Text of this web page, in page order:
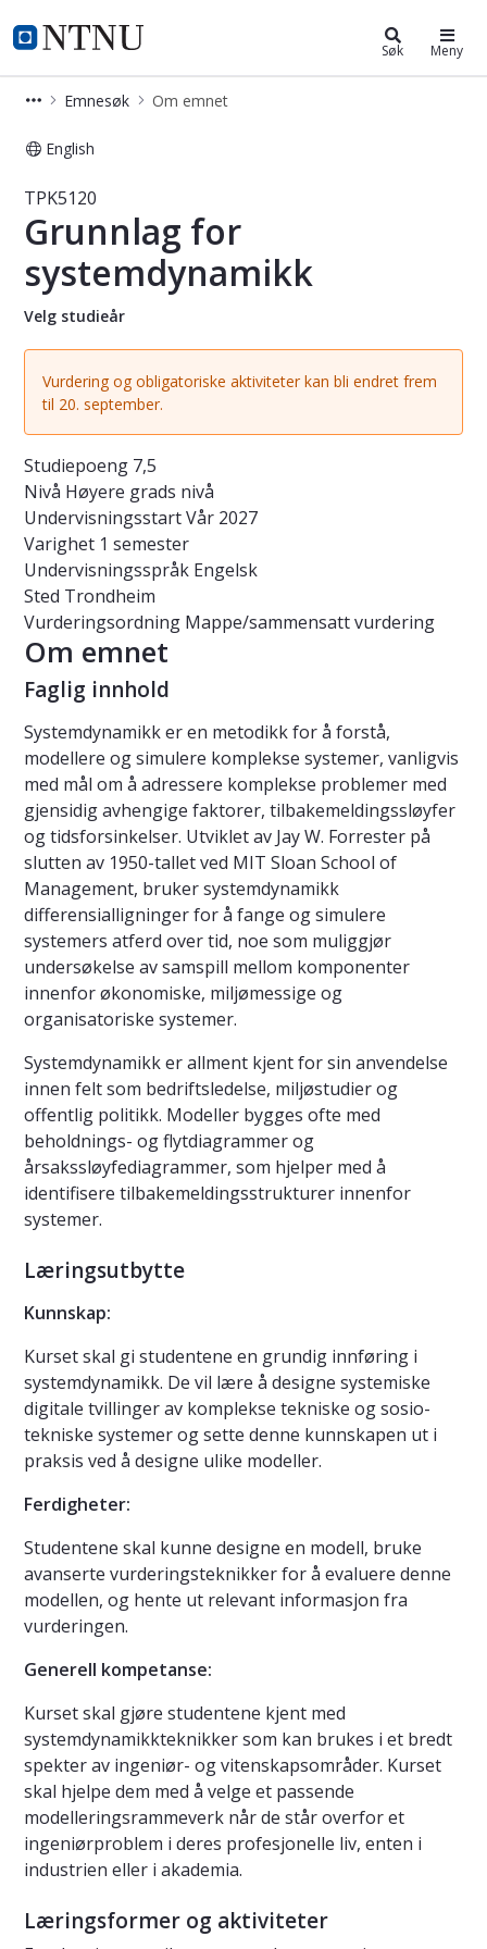
NTNU Hjemmeside
Studier Søk Meny
Emnesøk Om emnet
English
Emne - Grunnlag for
TPK5120
Grunnlag for
systemdynamikk
Velg studieår
Vurdering og obligatoriske aktiviteter kan bli endret frem
til 20. september.
Studiepoeng 7,5
Nivå Høyere grads nivå
UndervisningsstartVår 2027
Varighet 1 semester
Undervisningsspråk Engelsk
Sted Trondheim
Vurderingsordning Mappe/sammensatt vurdering
Om emnet
Faglig innhold
Systemdynamikk er en metodikk for å forstå,
modellere og simulere komplekse systemer, vanligvis
med mål om å adressere komplekse problemer med
gjensidig avhengige faktorer, tilbakemeldingssløyfer
og tidsforsinkelser. Utviklet av Jay W. Forrester på
slutten av 1950-tallet ved MIT Sloan School of
Management, bruker systemdynamikk
differensialligninger for å fange og simulere
systemers atferd over tid, noe som muliggjør
undersøkelse av samspill mellom komponenter
innenfor økonomiske, miljømessige og
organisatoriske systemer.
Systemdynamikk er allment kjent for sin anvendelse
innen felt som bedriftsledelse, miljøstudier og
offentlig politikk. Modeller bygges ofte med
beholdnings- og flytdiagrammer og
årsakssløyfediagrammer, som hjelper med å
identifisere tilbakemeldingsstrukturer innenfor
systemer.
Læringsutbytte
Kunnskap:
Kurset skal gi studentene en grundig innføring i
systemdynamikk. De vil lære å designe systemiske
digitale tvillinger av komplekse tekniske og sosio-
tekniske systemer og sette denne kunnskapen ut i
praksis ved å designe ulike modeller.
Ferdigheter:
Studentene skal kunne designe en modell, bruke
avanserte vurderingsteknikker for å evaluere denne
modellen, og hente ut relevant informasjon fra
vurderingen.
Generell kompetanse:
Kurset skal gjøre studentene kjent med
systemdynamikkteknikker som kan brukes i et bredt
spekter av ingeniør- og vitenskapsområder. Kurset
skal hjelpe dem med å velge et passende
modelleringsrammeverk når de står overfor et
ingeniørproblem i deres profesjonelle liv, enten i
industrien eller i akademia.
Læringsformer og aktiviteter